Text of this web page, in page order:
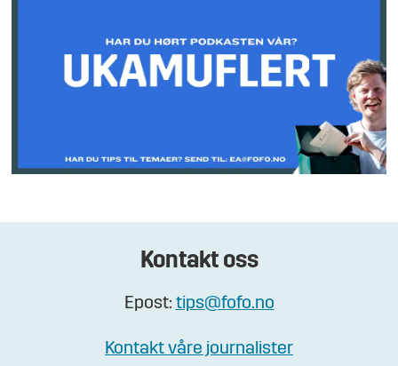
Kontakt oss
Epost: tips@fofo.no
Kontakt våre journalister